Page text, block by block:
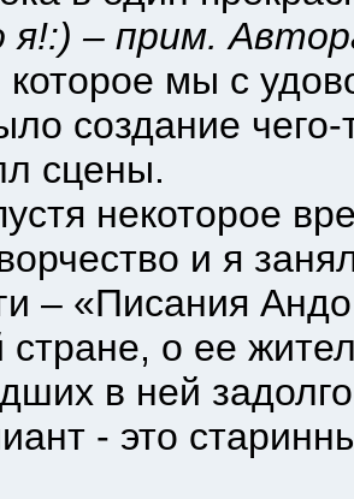
я!:) – прим.
которое мы с
создание чего-
сцены.
некоторое
и я
– «Писания
стране, о ее
в ней
- это